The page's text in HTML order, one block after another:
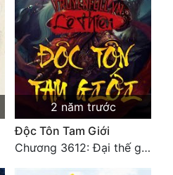
2 năm trước
Độc Tôn Tam Giới
Chương 3612: Đại thế giới truyền thuyết